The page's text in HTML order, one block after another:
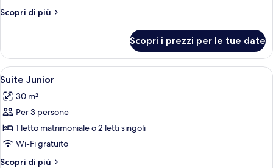
letto
2
letti
singoli
Scopri di più
Altri
Classic
con
letto
o
2
singoli
Scopri i prezzi per le tue date
Apri
tutte
le
foto
per
Suite
Junior
Una camera d'albergo con balcone,
4
Suite Junior
30 m²
Per 3 persone
1 letto matrimoniale o 2 letti singoli
Wi-Fi gratuito
Scopri di più
Altri